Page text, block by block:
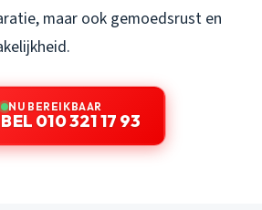
maar ook gemoedsrust en
NU BEREIKBAAR
BEL 010 321 17 93